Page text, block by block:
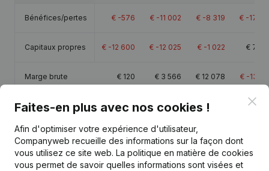
Bénéfices/pertes € -576 € -11 002 € -8 319 € -17
Capitaux propres € -12 600 € -12 025 € -1 022 € 7
Marge brute € 120 € 3 566 € 12 078 € -13
Publications de Vg Consulting
Faites-en plus avec nos cookies !
Afin d'optimiser votre expérience d'utilisateur,
Companyweb recueille des informations sur la façon dont
vous utilisez ce site web. La politique en matière de cookies
vous permet de savoir quelles informations sont visées et